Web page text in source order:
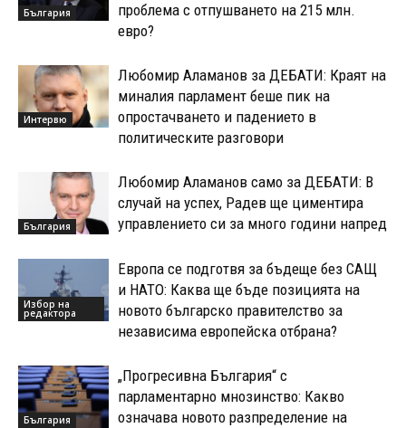
България
проблема с отпушването на 215 млн.
евро?
Интервю
Любомир Аламанов за ДЕБАТИ: Краят на
миналия парламент беше пик на
опростачването и падението в
политическите разговори
България
Любомир Аламанов само за ДЕБАТИ: В
случай на успех, Радев ще циментира
управлението си за много години напред
Избор на
редактора
Европа се подготвя за бъдеще без САЩ
и НАТО: Каква ще бъде позицията на
новото българско правителство за
независима европейска отбрана?
България
„Прогресивна България“ с
парламентарно мнозинство: Какво
означава новото разпределение на